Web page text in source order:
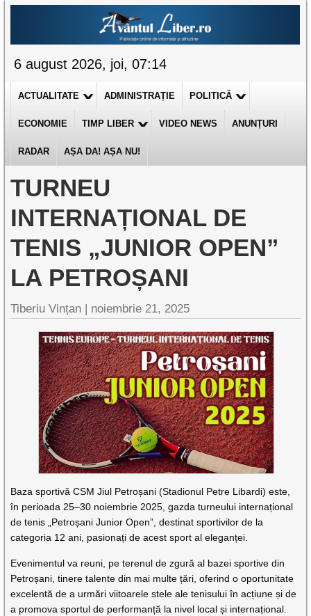
6 august 2026, joi, 07:14
ACTUALITATE ADMINISTRAȚIE POLITICĂ
ECONOMIE TIMP LIBER VIDEO NEWS ANUNȚURI
RADAR AȘA DA! AȘA NU!
TURNEU
INTERNAȚIONAL DE
TENIS „JUNIOR OPEN”
LA PETROȘANI
Tiberiu Vințan | noiembrie 21, 2025
Baza sportivă CSM Jiul Petroșani (Stadionul Petre Libardi) este,
în perioada 25–30 noiembrie 2025, gazda turneului internațional
de tenis „Petroșani Junior Open”, destinat sportivilor de la
categoria 12 ani, pasionați de acest sport al eleganței.
Evenimentul va reuni, pe terenul de zgură al bazei sportive din
Petroșani, tinere talente din mai multe țări, oferind o oportunitate
excelentă de a urmări viitoarele stele ale tenisului în acțiune și de
a promova sportul de performanță la nivel local și internațional.